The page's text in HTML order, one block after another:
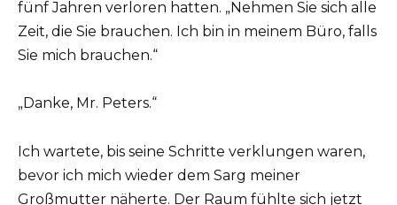
fünf Jahren verloren hatten. „Nehmen Sie sich alle
Zeit, die Sie brauchen. Ich bin in meinem Büro, falls
Sie mich brauchen.“
„Danke, Mr. Peters.“
Ich wartete, bis seine Schritte verklungen waren,
bevor ich mich wieder dem Sarg meiner
Großmutter näherte. Der Raum fühlte sich jetzt